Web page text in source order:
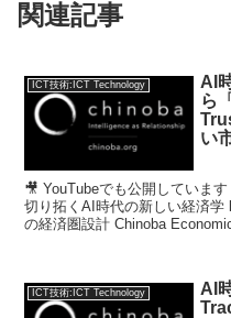
関連記事
ICT技術:ICT Technology
AI
ら
い
🎥 YouTubeでも公開していま
切り拓くAI時代の新しい経済
の経済圏設計 Chinoba
ICT技術:ICT Technology
AI